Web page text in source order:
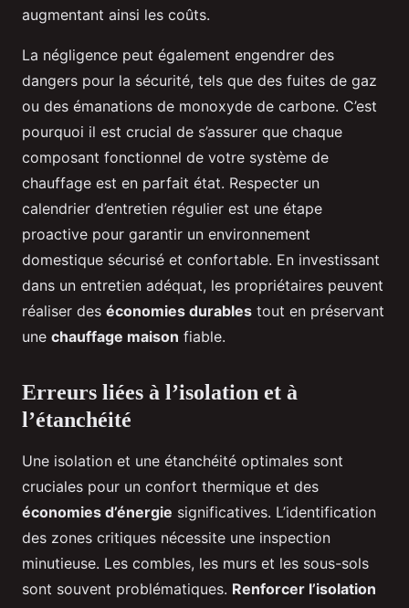
augmentant ainsi les coûts.
La négligence peut également engendrer des
dangers pour la sécurité, tels que des fuites de gaz
ou des émanations de monoxyde de carbone. C’est
pourquoi il est crucial de s’assurer que chaque
composant fonctionnel de votre système de
chauffage est en parfait état. Respecter un
calendrier d’entretien régulier est une étape
proactive pour garantir un environnement
domestique sécurisé et confortable. En investissant
dans un entretien adéquat, les propriétaires peuvent
réaliser des économies durables tout en préservant
une chauffage maison fiable.
Erreurs liées à l’isolation et à
l’étanchéité
Une isolation et une étanchéité optimales sont
cruciales pour un confort thermique et des
économies d’énergie significatives. L’identification
des zones critiques nécessite une inspection
minutieuse. Les combles, les murs et les sous-sols
sont souvent problématiques. Renforcer l’isolation